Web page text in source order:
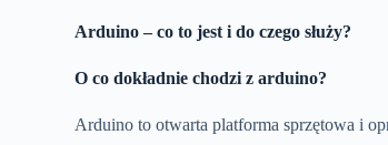
Arduino – co to jest i do czego służy?
O co dokładnie chodzi z arduino?
Arduino to otwarta platforma sprzętowa i